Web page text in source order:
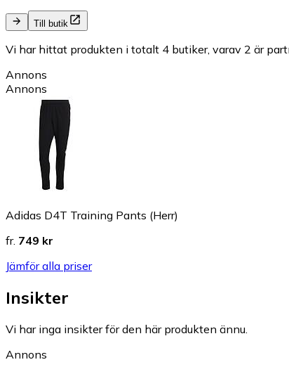
Till butik
Vi har hittat produkten i totalt 4 butiker, varav 2 är
Annons
Annons
Adidas D4T Training Pants (Herr)
fr. 749 kr
Jämför alla priser
Insikter
Vi har inga insikter för den här produkten ännu.
Annons